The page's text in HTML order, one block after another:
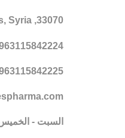
33070, Damascus, Syria
السبت - الخميس 7:30 ص - 3:30